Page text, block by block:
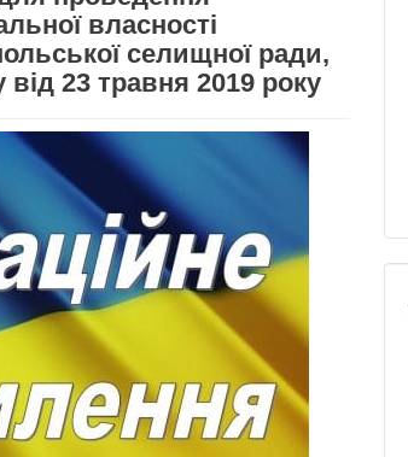
власності
селищної ради,
23 травня 2019 року